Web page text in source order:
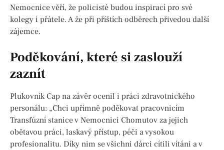
Nemocnice věří, že policisté budou inspirací pro své
kolegy i přátele. A že při příštích odběrech přivedou další
zájemce.
Poděkování, které si zaslouží
zaznít
Plukovník Cap na závěr ocenil i práci zdravotnického
personálu: „Chci upřímně poděkovat pracovnicím
Transfúzní stanice v Nemocnici Chomutov za jejich
obětavou práci, laskavý přístup, péči a vysokou
profesionalitu. Díky nim se všichni dárci cítili vítáni a v